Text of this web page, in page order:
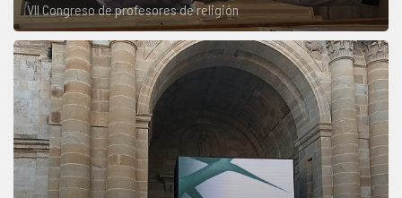
VII Congreso de profesores de religión